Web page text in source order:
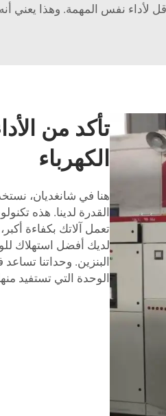
نفس المهمة. وهذا يعني أنه
تأكد من
الكهرباء
هنا في شانغديان،
القدرة لدينا. هذه
تعمل آلاتك بكفاءة
لديك أفضل استهلاك
البنزين. وحداتنا
الوحدة التي تستفيد